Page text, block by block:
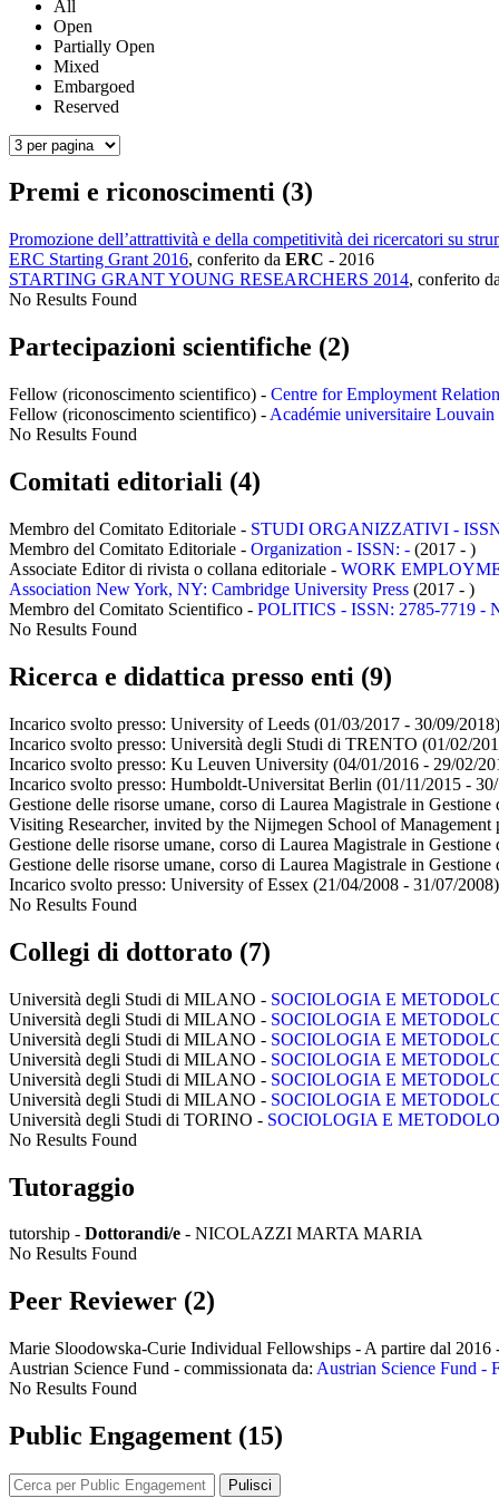
All
Open
Partially Open
Mixed
Embargoed
Reserved
Premi e riconoscimenti (3)
Promozione dell’attrattività e della competitività dei ricercatori su
ERC Starting Grant 2016, conferito da ERC - 2016
STARTING GRANT YOUNG RESEARCHERS 2014, conferito
No Results Found
Partecipazioni scientifiche (2)
Fellow (riconoscimento scientifico) - Centre for Employment
Fellow (riconoscimento scientifico) - Académie universitaire
No Results Found
Comitati editoriali (4)
Membro del Comitato Editoriale - STUDI ORGANIZZATIVI -
Membro del Comitato Editoriale - Organization - ISSN: - (2017 - )
Associate Editor di rivista o collana editoriale - WORK
Association New York, NY: Cambridge University Press (2017 - )
Membro del Comitato Scientifico - POLITICS - ISSN: 2785-7719 -
No Results Found
Ricerca e didattica presso enti (9)
Incarico svolto presso: University of Leeds (01/03/2017 - 30/09/2018)
Incarico svolto presso: Università degli Studi di TRENTO (01/02/
Incarico svolto presso: Ku Leuven University (04/01/2016 - 29/02/
Incarico svolto presso: Humboldt-Universitat Berlin (01/11/2015 -
Gestione delle risorse umane, corso di Laurea Magistrale in
Visiting Researcher, invited by the Nijmegen School of Management
Gestione delle risorse umane, corso di Laurea Magistrale in
Gestione delle risorse umane, corso di Laurea Magistrale in
Incarico svolto presso: University of Essex (21/04/2008 - 31/07/2008)
No Results Found
Collegi di dottorato (7)
Università degli Studi di MILANO - SOCIOLOGIA E
Università degli Studi di MILANO - SOCIOLOGIA E
Università degli Studi di MILANO - SOCIOLOGIA E
Università degli Studi di MILANO - SOCIOLOGIA E
Università degli Studi di MILANO - SOCIOLOGIA E
Università degli Studi di MILANO - SOCIOLOGIA E
Università degli Studi di TORINO - SOCIOLOGIA E
No Results Found
Tutoraggio
tutorship - Dottorandi/e - NICOLAZZI MARTA MARIA
No Results Found
Peer Reviewer (2)
Marie Sloodowska-Curie Individual Fellowships - A partire dal 2016
Austrian Science Fund - commissionata da: Austrian Science Fund -
No Results Found
Public Engagement (15)
Pulisci